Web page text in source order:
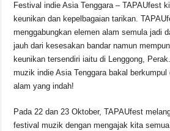
c
e
b
o
o
k
at
s
A
p
p
e
a
d
s
p
y
Li
n
e
Festival indie Asia Tenggara – TAPAUfest
keunikan dan kepelbagaian tarikan.
menggabungkan elemen alam semula jadi
jauh dari kesesakan bandar namun
keunikan tersendiri iaitu di Lenggong,
muzik indie Asia Tenggara bakal
alam yang indah!
Pada 22 dan 23 Oktober, TAPAUfest
festival muzik dengan mengajak kita